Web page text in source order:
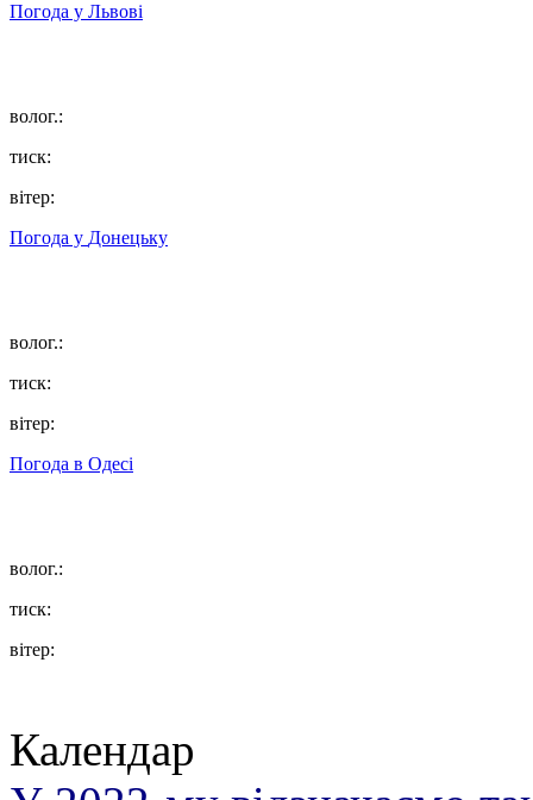
Погода у Львові
волог.:
тиск:
вітер:
Погода у Донецьку
волог.:
тиск:
вітер:
Погода в Одесі
волог.:
тиск:
вітер:
Календар